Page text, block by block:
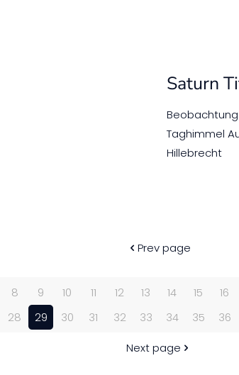
Saturn
Taghimmel
Hillebrecht
Prev page
8 9 10 11 12 13 14 15 16
28 29 30 31 32 33 34 35 36
Next page